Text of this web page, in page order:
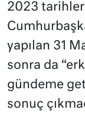
2023
yapılan 31
sonra da
gündeme
sonuç